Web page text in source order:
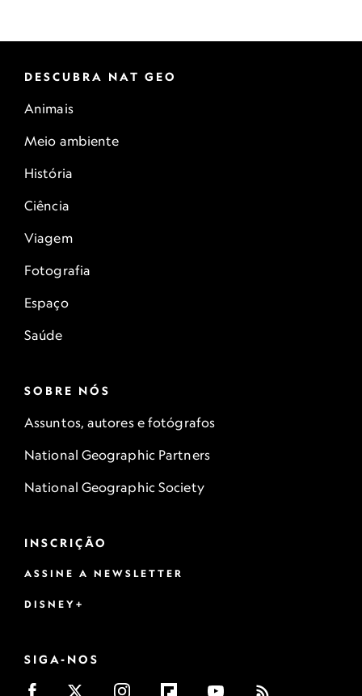
DESCUBRA NAT GEO
Animais
Meio ambiente
História
Ciência
Viagem
Fotografia
Espaço
Saúde
SOBRE NÓS
Assuntos, autores e fotógrafos
National Geographic Partners
National Geographic Society
INSCRIÇÃO
ASSINE A NEWSLETTER
DISNEY+
SIGA-NOS